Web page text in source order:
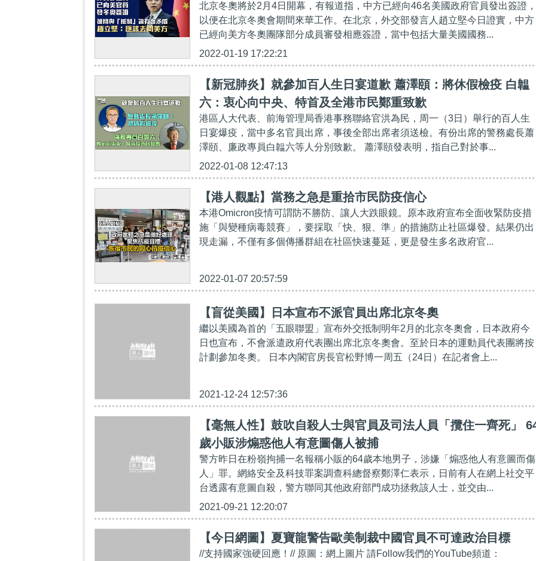
北京冬奧將於2月4日開幕，有報道指，中方已經向46名美國政府官員發出簽證，
以便在北京冬奧會期間來華工作。在北京，外交部發言人趙立堅今日證實，中方
已經向美方冬奧團隊部分成員審發相應簽證，當中包括大量美國國務...
2022-01-19 17:22:21
【新冠肺炎】就參加百人生日宴道歉 蕭澤頤：將休假檢疫 白韞
六：衷心向中央、特首及全港市民鄭重致歉
港區人大代表、前海管理局香港事務聯絡官洪為民，周一（3日）舉行的百人生
日宴爆疫，當中多名官員出席，事後全部出席者須送檢。有份出席的警務處長蕭
澤頤、廉政專員白韞六等人分別致歉。 蕭澤頤發表明，指自己對於事...
2022-01-08 12:47:13
【港人觀點】當務之急是重拾市民防疫信心
本港Omicron疫情可謂防不勝防、讓人大跌眼鏡。原本政府宣布全面收緊防疫措
施「與變種病毒競賽」，要採取「快、狠、準」的措施防止社區爆發。結果仍出
現走漏，不僅有多個傳播群組在社區快速蔓延，更是發生多名政府官...
2022-01-07 20:57:59
【盲從美國】日本宣布不派官員出席北京冬奧
繼以美國為首的「五眼聯盟」宣布外交抵制明年2月的北京冬奧會，日本政府今
日也宣布，不會派遣政府代表團出席北京冬奧會。至於日本的運動員代表團將按
計劃參加冬奧。 日本內閣官房長官松野博一周五（24日）在記者會上...
2021-12-24 12:57:36
【毫無人性】鼓吹自殺人士與官員及司法人員「攬住一齊死」
歲小販涉煽惑他人有意圖傷人被捕
警方昨日在粉嶺拘捕一名報稱小販的64歲本地男子，涉嫌「煽惑他人有意圖而傷
人」罪。網絡安全及科技罪案調查科總督察鄭澤仁表示，日前有人在網上社交平
台透露有意圖自殺，警方聯同其他政府部門成功拯救該人士，並交由...
2021-09-21 12:20:07
【今日網圖】夏寶龍警告歐美制裁中國官員不可達政治目標
//支持國家強硬回應！// 原圖：網上圖片 請Follow我們的YouTube頻道：